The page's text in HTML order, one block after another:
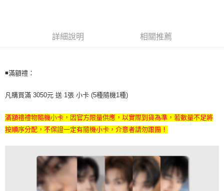
１．簡單：不需註冊會員、不需綁卡、不需儲值。
２．便利：只要手機號碼，簡訊認證，即可結帳。
【「AFTEE先享後付」結帳流程】
１．於結帳方式選擇「AFTEE先享後付」後，將跳轉至「AFTEE先享後付」
２．訂單成立數日內，您將收到繳費通知簡訊。
ATM／網路銀行／等多元方式進行付款，方視為交易完成。
※ 請注意：結帳手續完成當下不需立刻繳費，但若您需要取消訂單，請聯絡
購買商品的店家。未經商家同意取消之訂單仍視為有效，需透過AFTEE先享
是否繳費成功／繳費後需取消欲退款等相關疑問，請聯繫「AFTEE先享後付
客戶支援中心」 https://netprotections.freshdesk.com/support/home
【注意事項】
每筆NT$60，滿NT$1,599(含以上)免運費
每筆NT$60，滿NT$1,599(含以上)免運費
7-11取貨付款
每筆NT$60，滿NT$1,599(含以上)免運費
每筆NT$60，滿NT$1,599(含以上)免運費
詳細說明 相關推薦
◾️滿額禮：
凡購買滿 3050元 送 1張 小卡 (5種隨機1種)
滿額禮禮物隨機小卡，因官方限量供應，以實際到貨為準，若數量不足將
按順序分配，不保證一定有隨機小卡，介意者請勿跟團！